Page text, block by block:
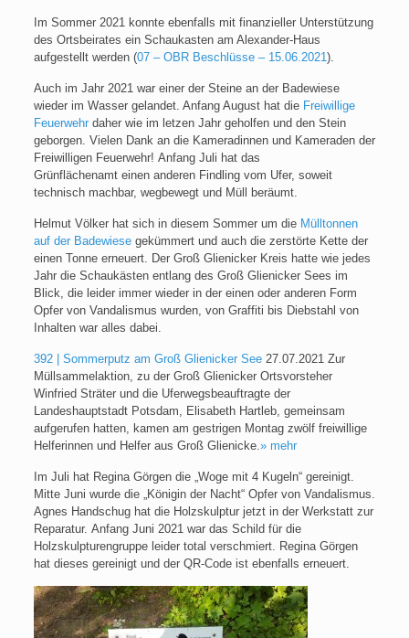
Im Sommer 2021 konnte ebenfalls mit finanzieller Unterstützung
des Ortsbeirates ein Schaukasten am Alexander-Haus
aufgestellt werden (07 – OBR Beschlüsse – 15.06.2021).
Auch im Jahr 2021 war einer der Steine an der Badewiese
wieder im Wasser gelandet. Anfang August hat die Freiwillige
Feuerwehrdaher wie im letzen Jahr geholfen und den Stein
geborgen. Vielen Dank an die Kameradinnen und Kameraden der
Freiwilligen Feuerwehr! Anfang Juli hat das
Grünflächenamt einen anderen Findling vom Ufer, soweit
technisch machbar, wegbewegt und Müll beräumt.
Helmut Völker hat sich in diesem Sommer um die Mülltonnen
auf der Badewiesegekümmert und auch die zerstörte Kette der
einen Tonne erneuert. Der Groß Glienicker Kreis hatte wie jedes
Jahr die Schaukästen entlang des Groß Glienicker Sees im
Blick, die leider immer wieder in der einen oder anderen Form
Opfer von Vandalismus wurden, von Graffiti bis Diebstahl von
Inhalten war alles dabei.
392 | Sommerputz am Groß Glienicker See27.07.2021 Zur
Müllsammelaktion, zu der Groß Glienicker Ortsvorsteher
Winfried Sträter und die Uferwegsbeauftragte der
Landeshauptstadt Potsdam, Elisabeth Hartleb, gemeinsam
aufgerufen hatten, kamen am gestrigen Montag zwölf freiwillige
Helferinnen und Helfer aus Groß Glienicke.» mehr
Im Juli hat Regina Görgen die „Woge mit 4 Kugeln“ gereinigt.
Mitte Juni wurde die „Königin der Nacht“ Opfer von Vandalismus.
Agnes Handschug hat die Holzskulptur jetzt in der Werkstatt zur
Reparatur. Anfang Juni 2021 war das Schild für die
Holzskulpturengruppe leider total verschmiert. Regina Görgen
hat dieses gereinigt und der QR-Code ist ebenfalls erneuert.